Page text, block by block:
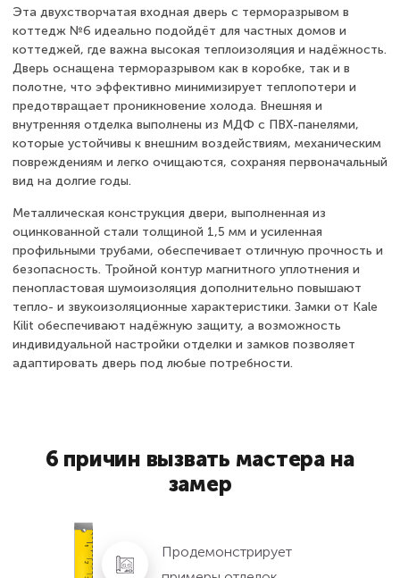
Эта двухстворчатая входная дверь с терморазрывом в
коттедж №6 идеально подойдёт для частных домов и
коттеджей, где важна высокая теплоизоляция и надёжность.
Дверь оснащена терморазрывом как в коробке, так и в
полотне, что эффективно минимизирует теплопотери и
предотвращает проникновение холода. Внешняя и
внутренняя отделка выполнены из МДФ с ПВХ-панелями,
которые устойчивы к внешним воздействиям, механическим
повреждениям и легко очищаются, сохраняя первоначальный
вид на долгие годы.
Металлическая конструкция двери, выполненная из
оцинкованной стали толщиной 1,5 мм и усиленная
профильными трубами, обеспечивает отличную прочность и
безопасность. Тройной контур магнитного уплотнения и
пенопластовая шумоизоляция дополнительно повышают
тепло- и звукоизоляционные характеристики. Замки от Kale
Kilit обеспечивают надёжную защиту, а возможность
индивидуальной настройки отделки и замков позволяет
адаптировать дверь под любые потребности.
6 причин вызвать мастера на
замер
Продемонстрирует